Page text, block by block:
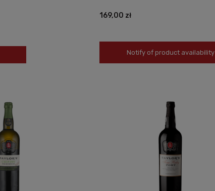
169,00 zł
Notify of product availability